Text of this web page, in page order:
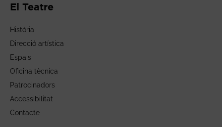
El Teatre
Història
Direcció artística
Espais
Oficina tècnica
Patrocinadors
Accessibilitat
Contacte